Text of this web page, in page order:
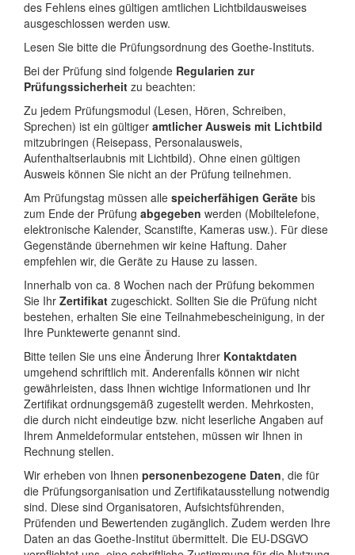
des Fehlens eines gültigen amtlichen Lichtbildausweises
ausgeschlossen werden usw.
Lesen Sie bitte die Prüfungsordnung des Goethe-Instituts.
Bei der Prüfung sind folgende Regularien zur
Prüfungssicherheit zu beachten:
Zu jedem Prüfungsmodul (Lesen, Hören, Schreiben,
Sprechen) ist ein gültiger amtlicher Ausweis mit Lichtbild
mitzubringen (Reisepass, Personalausweis,
Aufenthaltserlaubnis mit Lichtbild). Ohne einen gültigen
Ausweis können Sie nicht an der Prüfung teilnehmen.
Am Prüfungstag müssen alle speicherfähigen Geräte bis
zum Ende der Prüfung abgegeben werden (Mobiltelefone,
elektronische Kalender, Scanstifte, Kameras usw.). Für diese
Gegenstände übernehmen wir keine Haftung. Daher
empfehlen wir, die Geräte zu Hause zu lassen.
Innerhalb von ca. 8 Wochen nach der Prüfung bekommen
Sie Ihr Zertifikat zugeschickt. Sollten Sie die Prüfung nicht
bestehen, erhalten Sie eine Teilnahmebescheinigung, in der
Ihre Punktewerte genannt sind.
Bitte teilen Sie uns eine Änderung Ihrer Kontaktdaten
umgehend schriftlich mit. Anderenfalls können wir nicht
gewährleisten, dass Ihnen wichtige Informationen und Ihr
Zertifikat ordnungsgemäß zugestellt werden. Mehrkosten,
die durch nicht eindeutige bzw. nicht leserliche Angaben auf
Ihrem Anmeldeformular entstehen, müssen wir Ihnen in
Rechnung stellen.
Wir erheben von Ihnen personenbezogene Daten, die für
die Prüfungsorganisation und Zertifikatausstellung notwendig
sind. Diese sind Organisatoren, Aufsichtsführenden,
Prüfenden und Bewertenden zugänglich. Zudem werden Ihre
Daten an das Goethe-Institut übermittelt. Die EU-DSGVO